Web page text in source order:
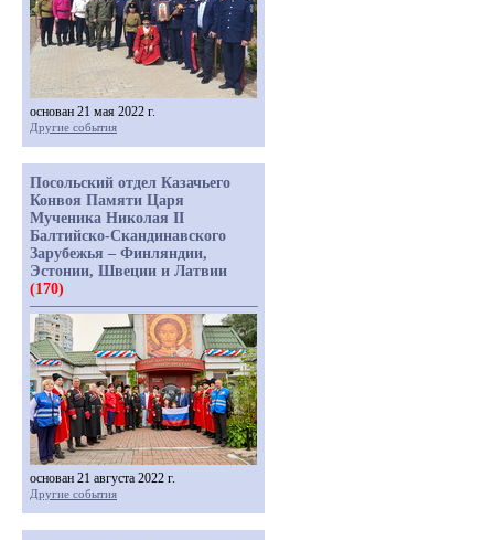
основан 21 мая 2022 г.
Другие события
Посольский отдел Казачьего
Конвоя Памяти Царя
Мученика Николая II
Балтийско-Скандинавского
Зарубежья – Финляндии,
Эстонии, Швеции и Латвии
(170)
основан 21 августа 2022 г.
Другие события